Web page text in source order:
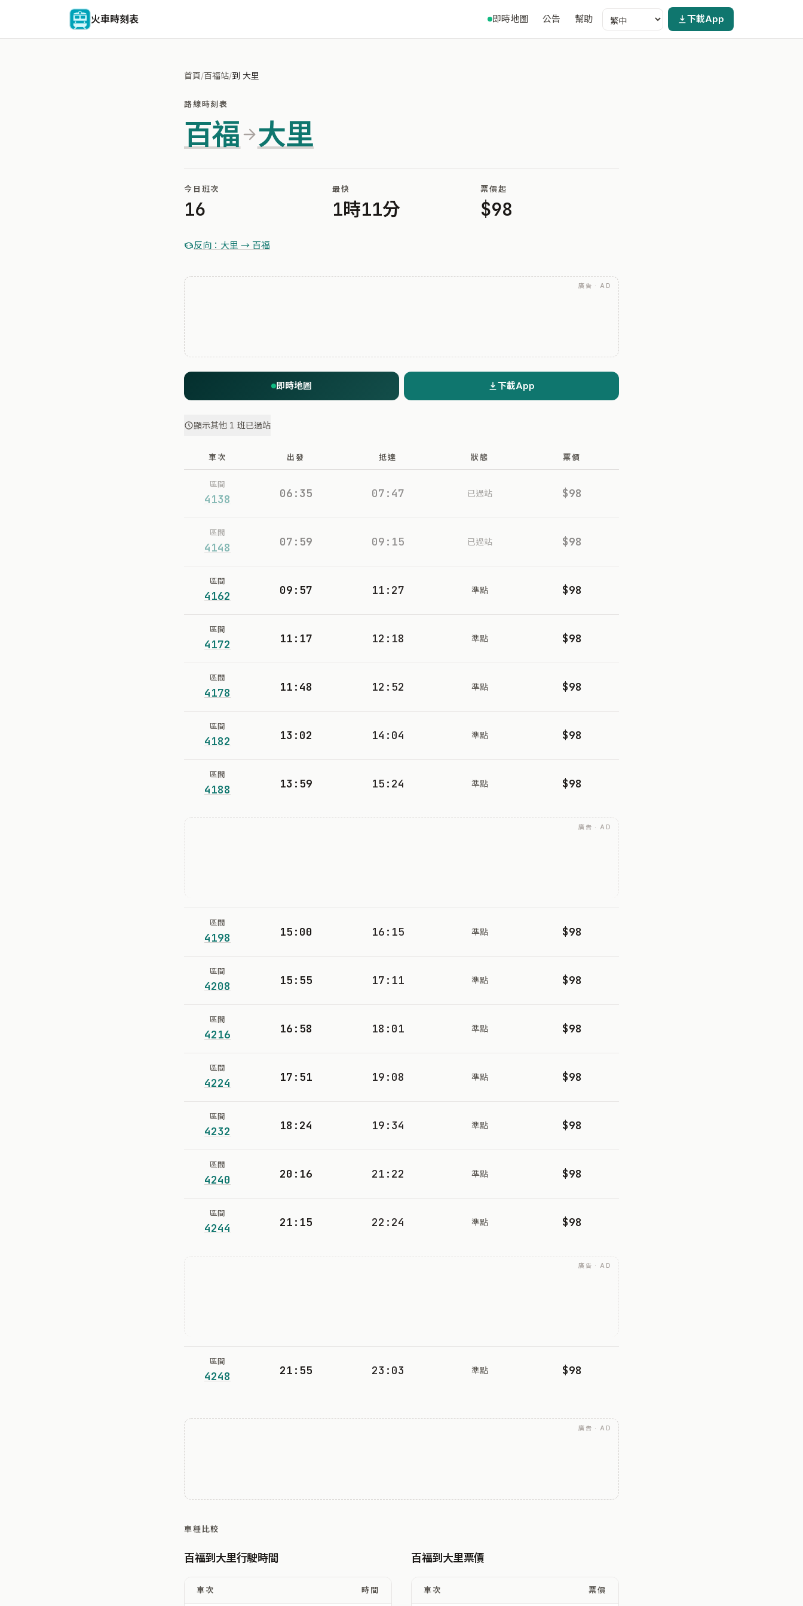
火車時刻表 即時地圖 公告 幫助 下載App
首頁/百福站/到 大里
路線時刻表
百福 大里
今日班次
16
最快
1時11分
票價起
$98
反向：大里 → 百福
廣告 · AD
即時地圖 下載App
顯示其他 1 班已過站
車次 出發 抵達 狀態 票價
區間
4138 06:35 07:47 已過站 $98
區間
4148 07:59 09:15 已過站 $98
區間
4162 09:57 11:27 準點 $98
區間
4172 11:17 12:18 準點 $98
區間
4178 11:48 12:52 準點 $98
區間
4182 13:02 14:04 準點 $98
區間
4188 13:59 15:24 準點 $98
廣告 · AD
區間
4198 15:00 16:15 準點 $98
區間
4208 15:55 17:11 準點 $98
區間
4216 16:58 18:01 準點 $98
區間
4224 17:51 19:08 準點 $98
區間
4232 18:24 19:34 準點 $98
區間
4240 20:16 21:22 準點 $98
區間
4244 21:15 22:24 準點 $98
廣告 · AD
區間
4248 21:55 23:03 準點 $98
廣告 · AD
車種比較
百福到大里行駛時間
車次 時間
百福到大里票價
車次 票價